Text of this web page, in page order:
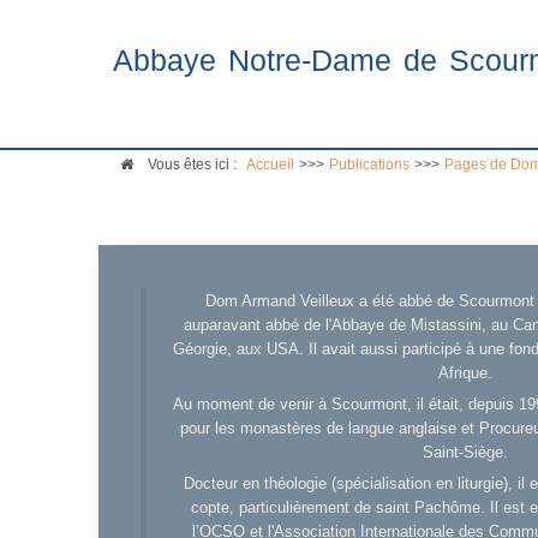
Abbaye Notre-Dame de
Vous êtes ici : Accueil >>> Publications >>> Pages de
Dom Armand Veilleux a été abbé de
auparavant abbé de l'Abbaye de Mistassini, au
Géorgie, aux USA. Il avait aussi participé à une
Afrique.
Au moment de venir à Scourmont, il était, depuis
pour les monastères de langue anglaise et
Saint-Siège.
Docteur en théologie (spécialisation en liturgie), il
copte, particulièrement de saint Pachôme. Il est
l’OCSO et l'Association Internationale des